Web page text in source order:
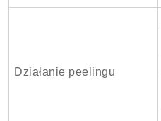
Działanie peelingu